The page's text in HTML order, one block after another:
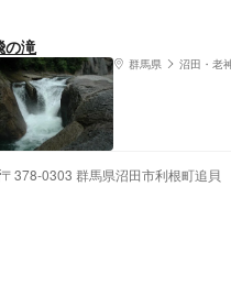
の滝
群馬県 沼田・老
〒378-0303 群馬県沼田市利根町追貝